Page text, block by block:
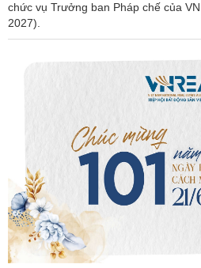
chức vụ Trưởng ban Pháp chế của
2027).